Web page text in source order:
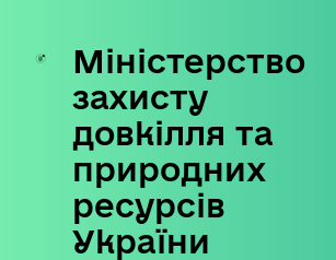
Skip
content
Міністерство
захисту
довкілля та
природних
ресурсів
України